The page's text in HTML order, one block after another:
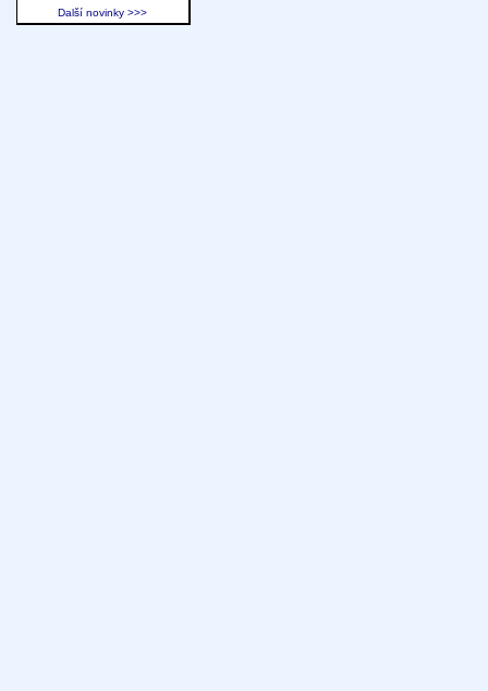
Další novinky >>>